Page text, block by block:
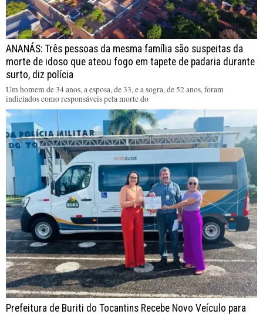
ANANÁS: Três pessoas da mesma família são suspeitas da
morte de idoso que ateou fogo em tapete de padaria durante
surto, diz polícia
Um homem de 34 anos, a esposa, de 33, e a sogra, de 52 anos, foram
indiciados como responsáveis pela morte do
Prefeitura de Buriti do Tocantins Recebe Novo Veículo para